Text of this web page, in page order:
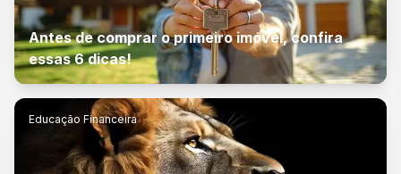
Antes de comprar o primeiro imóvel, confira
essas 6 dicas!
Educação Financeira